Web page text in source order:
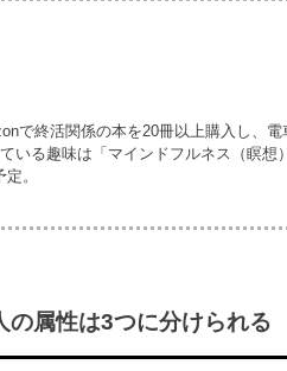
で終活関係の本を20冊以上購入し、
いる趣味は「マインドフルネス（瞑想
。
の属性は3つに分けられる